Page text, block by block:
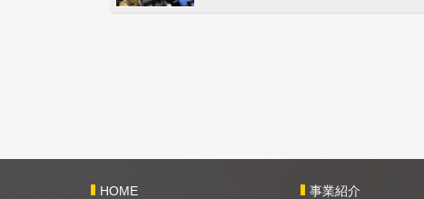
HOME
事業紹介